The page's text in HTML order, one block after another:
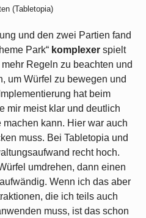
(Tabletopia)
und den zwei Partien fand
Park“ komplexer spielt
Regeln zu beachten und
um Würfel zu bewegen und
hat beim
mir meist klar und deutlich
kann. Hier war auch
muss. Bei Tabletopia und
recht hoch.
umdrehen, dann einen
Wenn ich das aber
die ich teils auch
muss, ist das schon